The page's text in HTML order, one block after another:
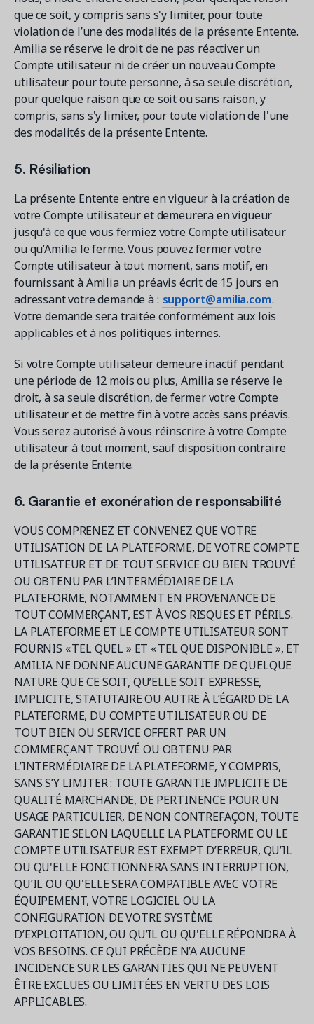
que ce soit, y compris sans s'y limiter, pour toute
violation de l’une des modalités de la présente Entente.
Amilia se réserve le droit de ne pas réactiver un
Compte utilisateur ni de créer un nouveau Compte
utilisateur pour toute personne, à sa seule discrétion,
pour quelque raison que ce soit ou sans raison, y
compris, sans s'y limiter, pour toute violation de l'une
des modalités de la présente Entente.
5. Résiliation
La présente Entente entre en vigueur à la création de
votre Compte utilisateur et demeurera en vigueur
jusqu'à ce que vous fermiez votre Compte utilisateur
ou qu’Amilia le ferme. Vous pouvez fermer votre
Compte utilisateur à tout moment, sans motif, en
fournissant à Amilia un préavis écrit de 15 jours en
adressant votre demande à : support@amilia.com.
Votre demande sera traitée conformément aux lois
applicables et à nos politiques internes.
Si votre Compte utilisateur demeure inactif pendant
une période de 12 mois ou plus, Amilia se réserve le
droit, à sa seule discrétion, de fermer votre Compte
utilisateur et de mettre fin à votre accès sans préavis.
Vous serez autorisé à vous réinscrire à votre Compte
utilisateur à tout moment, sauf disposition contraire
de la présente Entente.
6. Garantie et exonération de responsabilité
VOUS COMPRENEZ ET CONVENEZ QUE VOTRE
UTILISATION DE LA PLATEFORME, DE VOTRE COMPTE
UTILISATEUR ET DE TOUT SERVICE OU BIEN TROUVÉ
OU OBTENU PAR L’INTERMÉDIAIRE DE LA
PLATEFORME, NOTAMMENT EN PROVENANCE DE
TOUT COMMERÇANT, EST À VOS RISQUES ET PÉRILS.
LA PLATEFORME ET LE COMPTE UTILISATEUR SONT
FOURNIS « TEL QUEL » ET « TEL QUE DISPONIBLE », ET
AMILIA NE DONNE AUCUNE GARANTIE DE QUELQUE
NATURE QUE CE SOIT, QU’ELLE SOIT EXPRESSE,
IMPLICITE, STATUTAIRE OU AUTRE À L’ÉGARD DE LA
PLATEFORME, DU COMPTE UTILISATEUR OU DE
TOUT BIEN OU SERVICE OFFERT PAR UN
COMMERÇANT TROUVÉ OU OBTENU PAR
L’INTERMÉDIAIRE DE LA PLATEFORME, Y COMPRIS,
SANS S’Y LIMITER : TOUTE GARANTIE IMPLICITE DE
QUALITÉ MARCHANDE, DE PERTINENCE POUR UN
USAGE PARTICULIER, DE NON CONTREFAÇON, TOUTE
GARANTIE SELON LAQUELLE LA PLATEFORME OU LE
COMPTE UTILISATEUR EST EXEMPT D’ERREUR, QU’IL
OU QU'ELLE FONCTIONNERA SANS INTERRUPTION,
QU’IL OU QU'ELLE SERA COMPATIBLE AVEC VOTRE
ÉQUIPEMENT, VOTRE LOGICIEL OU LA
CONFIGURATION DE VOTRE SYSTÈME
D’EXPLOITATION, OU QU’IL OU QU'ELLE RÉPONDRA À
VOS BESOINS. CE QUI PRÉCÈDE N’A AUCUNE
INCIDENCE SUR LES GARANTIES QUI NE PEUVENT
ÊTRE EXCLUES OU LIMITÉES EN VERTU DES LOIS
APPLICABLES.